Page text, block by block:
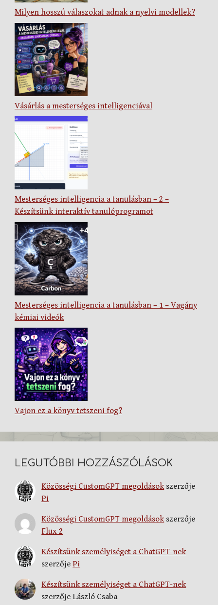
Milyen hosszú válaszokat adnak a nyelvi modellek?
Vásárlás a mesterséges intelligenciával
Mesterséges intelligencia a tanulásban – 2 –
Készítsünk interaktív tanulóprogramot
Mesterséges intelligencia a tanulásban – 1 – Vagány
kémiai videók
Vajon ez a könyv tetszeni fog?
LEGUTÓBBI HOZZÁSZÓLÁSOK
Közösségi CustomGPT megoldásokszerzője
Pi
Közösségi CustomGPT megoldásokszerzője
Flux 2
Készítsünk személyiséget a ChatGPT-nek
szerzője Pi
Készítsünk személyiséget a ChatGPT-nek
szerzője László Csaba